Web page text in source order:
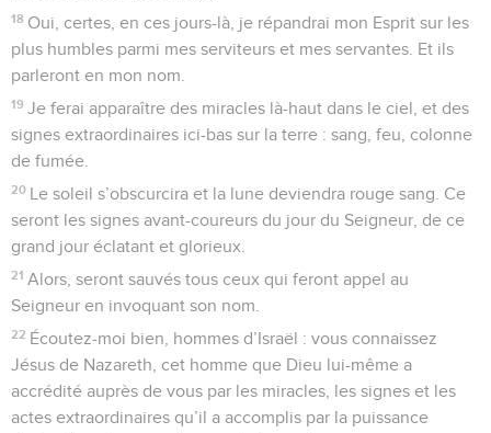
18 Oui, certes, en ces jours-là, je répandrai mon Esprit sur les
plus humbles parmi mes serviteurs et mes servantes. Et ils
parleront en mon nom.
19 Je ferai apparaître des miracles là-haut dans le ciel, et des
signes extraordinaires ici-bas sur la terre : sang, feu, colonne
de fumée.
20 Le soleil s’obscurcira et la lune deviendra rouge sang. Ce
seront les signes avant-coureurs du jour du Seigneur, de ce
grand jour éclatant et glorieux.
21 Alors, seront sauvés tous ceux qui feront appel au
Seigneur en invoquant son nom.
22 Écoutez-moi bien, hommes d’Israël : vous connaissez
Jésus de Nazareth, cet homme que Dieu lui-même a
accrédité auprès de vous par les miracles, les signes et les
actes extraordinaires qu’il a accomplis par la puissance